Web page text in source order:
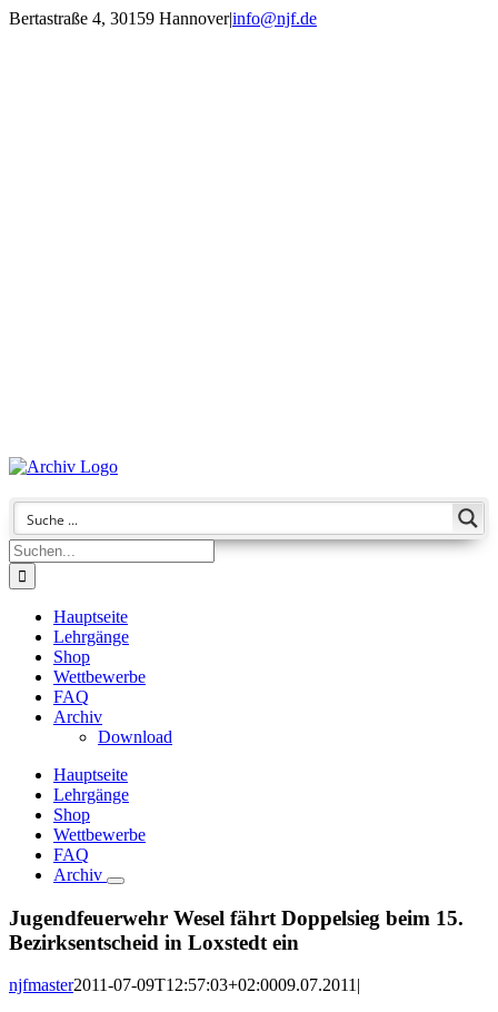
Zum
Bertastraße 4, 30159 Hannover|info@njf.de
Suche
nach:
Hauptseite
Lehrgänge
Shop
Wettbewerbe
FAQ
Archiv
Download
Hauptseite
Lehrgänge
Shop
Wettbewerbe
FAQ
Archiv
Jugendfeuerwehr Wesel fährt Doppelsieg beim 15.
Bezirksentscheid in Loxstedt ein
njfmaster2011-07-09T12:57:03+02:0009.07.2011|